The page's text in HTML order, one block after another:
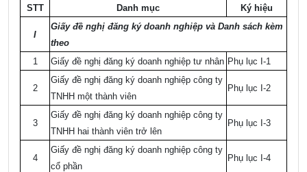
STT Danh mục Ký hiệu
I
Giấy đề nghị đăng ký doanh nghiệp và Danh sách kèm
theo
1
Giấy đề nghị đăng ký doanh nghiệp tư nhân Phụ lục I-1
2
Giấy đề nghị đăng ký doanh nghiệp công ty
TNHH một thành viên
Phụ lục I-2
3
Giấy đề nghị đăng ký doanh nghiệp công ty
TNHH hai thành viên trở lên
Phụ lục I-3
4
Giấy đề nghị đăng ký doanh nghiệp công ty
cổ phần
Phụ lục I-4